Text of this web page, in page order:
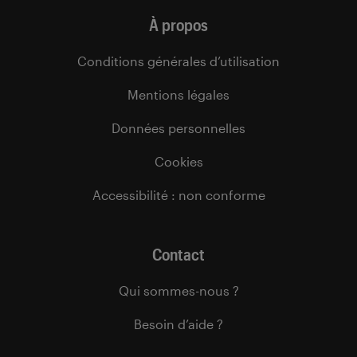
À propos
Conditions générales d’utilisation
Mentions légales
Données personnelles
Cookies
Accessibilité : non conforme
Contact
Qui sommes-nous ?
Besoin d’aide ?